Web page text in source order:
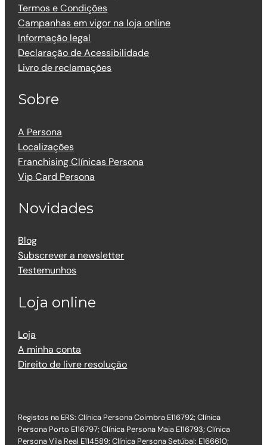
Termos e Condições
Campanhas em vigor na loja online
Informação legal
Declaração de Acessibilidade
Livro de reclamações
Sobre
A Persona
Localizações
Franchising Clínicas Persona
Vip Card Persona
Novidades
Blog
Subscrever a newsletter
Testemunhos
Loja online
Loja
A minha conta
Direito de livre resolução
Registos na ERS: Clínica Persona Coimbra E116792; Clínica
Persona Porto E116797; Clínica Persona Maia E116793; Clínica
Persona Vila Real E114589; Clínica Persona Setúbal: E166610;